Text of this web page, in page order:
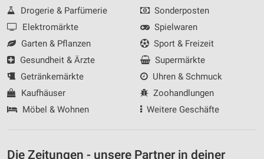
Drogerie & Parfümerie
Elektromärkte
Garten & Pflanzen
Gesundheit & Ärzte
Getränkemärkte
Kaufhäuser
Möbel & Wohnen
Sonderposten
Spielwaren
Sport & Freizeit
Supermärkte
Uhren & Schmuck
Zoohandlungen
Weitere Geschäfte
Die Zeitungen - unsere Partner in deiner